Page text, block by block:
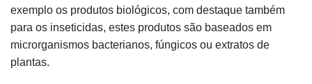
exemplo os produtos biológicos, com destaque também
para os inseticidas, estes produtos são baseados em
microrganismos bacterianos, fúngicos ou extratos de
plantas.